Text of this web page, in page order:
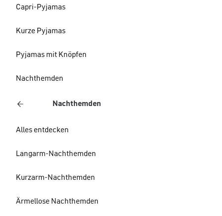
Capri-Pyjamas
Kurze Pyjamas
Pyjamas mit Knöpfen
Nachthemden
Nachthemden
Alles entdecken
Langarm-Nachthemden
Kurzarm-Nachthemden
Ärmellose Nachthemden